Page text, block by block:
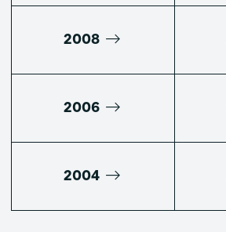
2008
2006
2004